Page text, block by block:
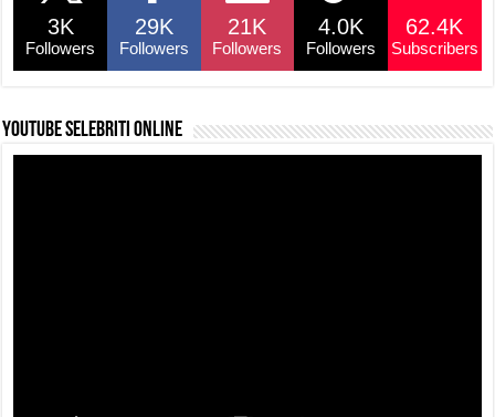
3K
Followers
29K
Followers
21K
Followers
4.0K
Followers
62.4K
Subscribers
YouTube selebriti online